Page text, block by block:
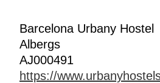
Barcelona Urbany Hostel
Albergs
AJ000491
https://